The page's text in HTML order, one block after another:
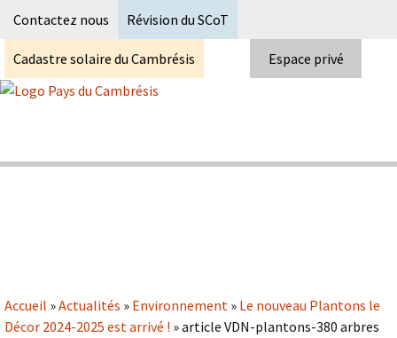
Contactez nous Révision du SCoT
Cadastre solaire du Cambrésis Espace privé
Accueil »Actualités » Environnement » Le nouveau Plantons le
Décor 2024-2025 est arrivé ! »article VDN-plantons-380 arbres